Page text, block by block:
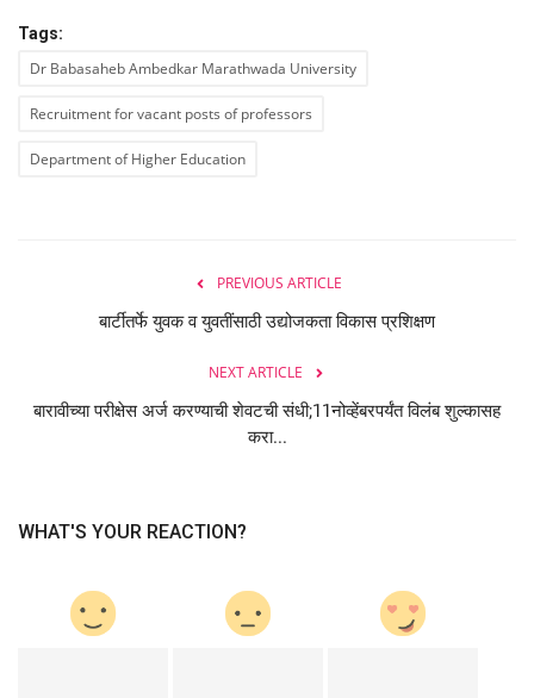
Tags:
Dr Babasaheb Ambedkar Marathwada University
Recruitment for vacant posts of professors
Department of Higher Education
PREVIOUS ARTICLE
बार्टीतर्फे युवक व युवतींसाठी उद्योजकता विकास प्रशिक्षण
NEXT ARTICLE
बारावीच्या परीक्षेस अर्ज करण्याची शेवटची संधी;11नोव्हेंबरपर्यंत विलंब शुल्कासह
करा...
WHAT'S YOUR REACTION?